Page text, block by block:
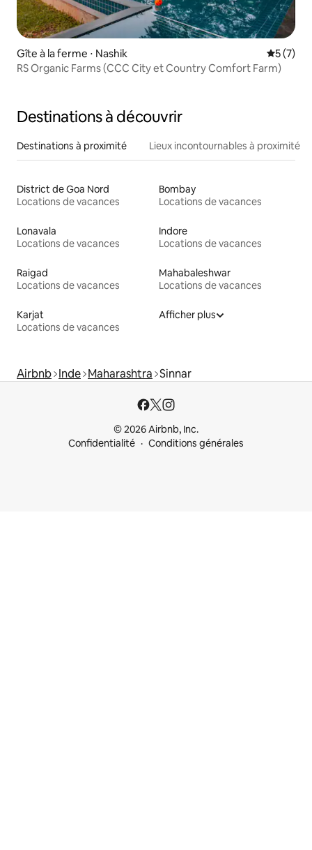
Gîte à la ferme ⋅ Nashik
5 (7)
RS Organic Farms (CCC City et Country Comfort Farm)
Destinations à découvrir
Destinations à proximité Lieux incontournables à proximité
District de Goa Nord
Locations de vacances
Bombay
Locations de vacances
Lonavala
Locations de vacances
Indore
Locations de vacances
Raigad
Locations de vacances
Mahabaleshwar
Locations de vacances
Karjat
Locations de vacances
Afficher plus
Airbnb Inde Maharashtra Sinnar
© 2026 Airbnb, Inc.
Confidentialité
Conditions générales